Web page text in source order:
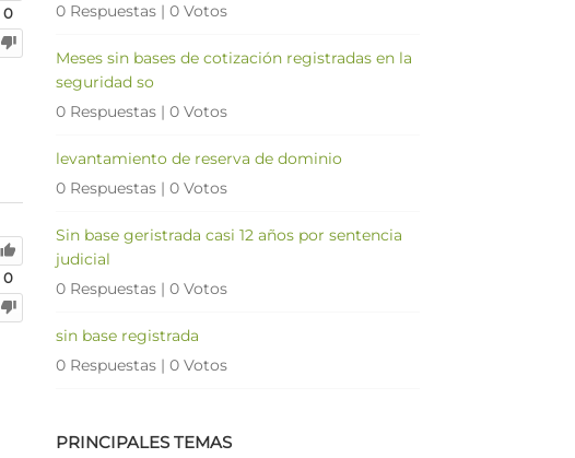
0
0
0 Respuestas | 0 Votos
Meses sin bases de cotización registradas en la
seguridad so
0 Respuestas | 0 Votos
levantamiento de reserva de dominio
0 Respuestas | 0 Votos
Sin base geristrada casi 12 años por sentencia
judicial
0 Respuestas | 0 Votos
sin base registrada
0 Respuestas | 0 Votos
PRINCIPALES TEMAS